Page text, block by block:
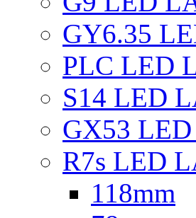
GY6.35
PLC LED
S14 LED
GX53
R7s LED
118mm